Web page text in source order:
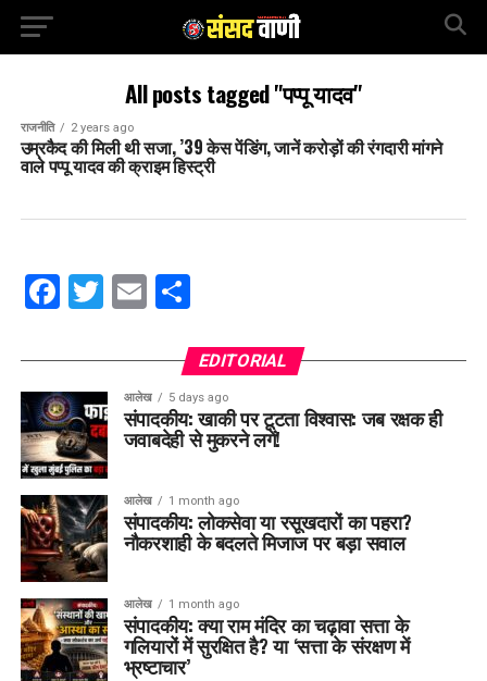
All posts tagged "पप्पू यादव"
राजनीति 2 years ago
उम्रकैद की मिली थी सजा, ’39 केस पेंडिंग, जानें करोड़ों की रंगदारी मांगने
वाले पप्पू यादव की क्राइम हिस्ट्री
Facebook
Twitter
EmailShare
EDITORIAL
आलेख 5 days ago
संपादकीय: खाकी पर टूटता विश्वास: जब रक्षक ही
जवाबदेही से मुकरने लगें!
आलेख 1 month ago
संपादकीय: लोकसेवा या रसूखदारों का पहरा?
नौकरशाही के बदलते मिजाज पर बड़ा सवाल
आलेख 1 month ago
संपादकीय: क्या राम मंदिर का चढ़ावा सत्ता के
गलियारों में सुरक्षित है? या ‘सत्ता के संरक्षण में
भ्रष्टाचार’